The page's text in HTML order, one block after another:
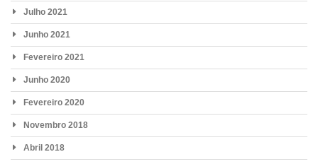
Julho 2021
Junho 2021
Fevereiro 2021
Junho 2020
Fevereiro 2020
Novembro 2018
Abril 2018